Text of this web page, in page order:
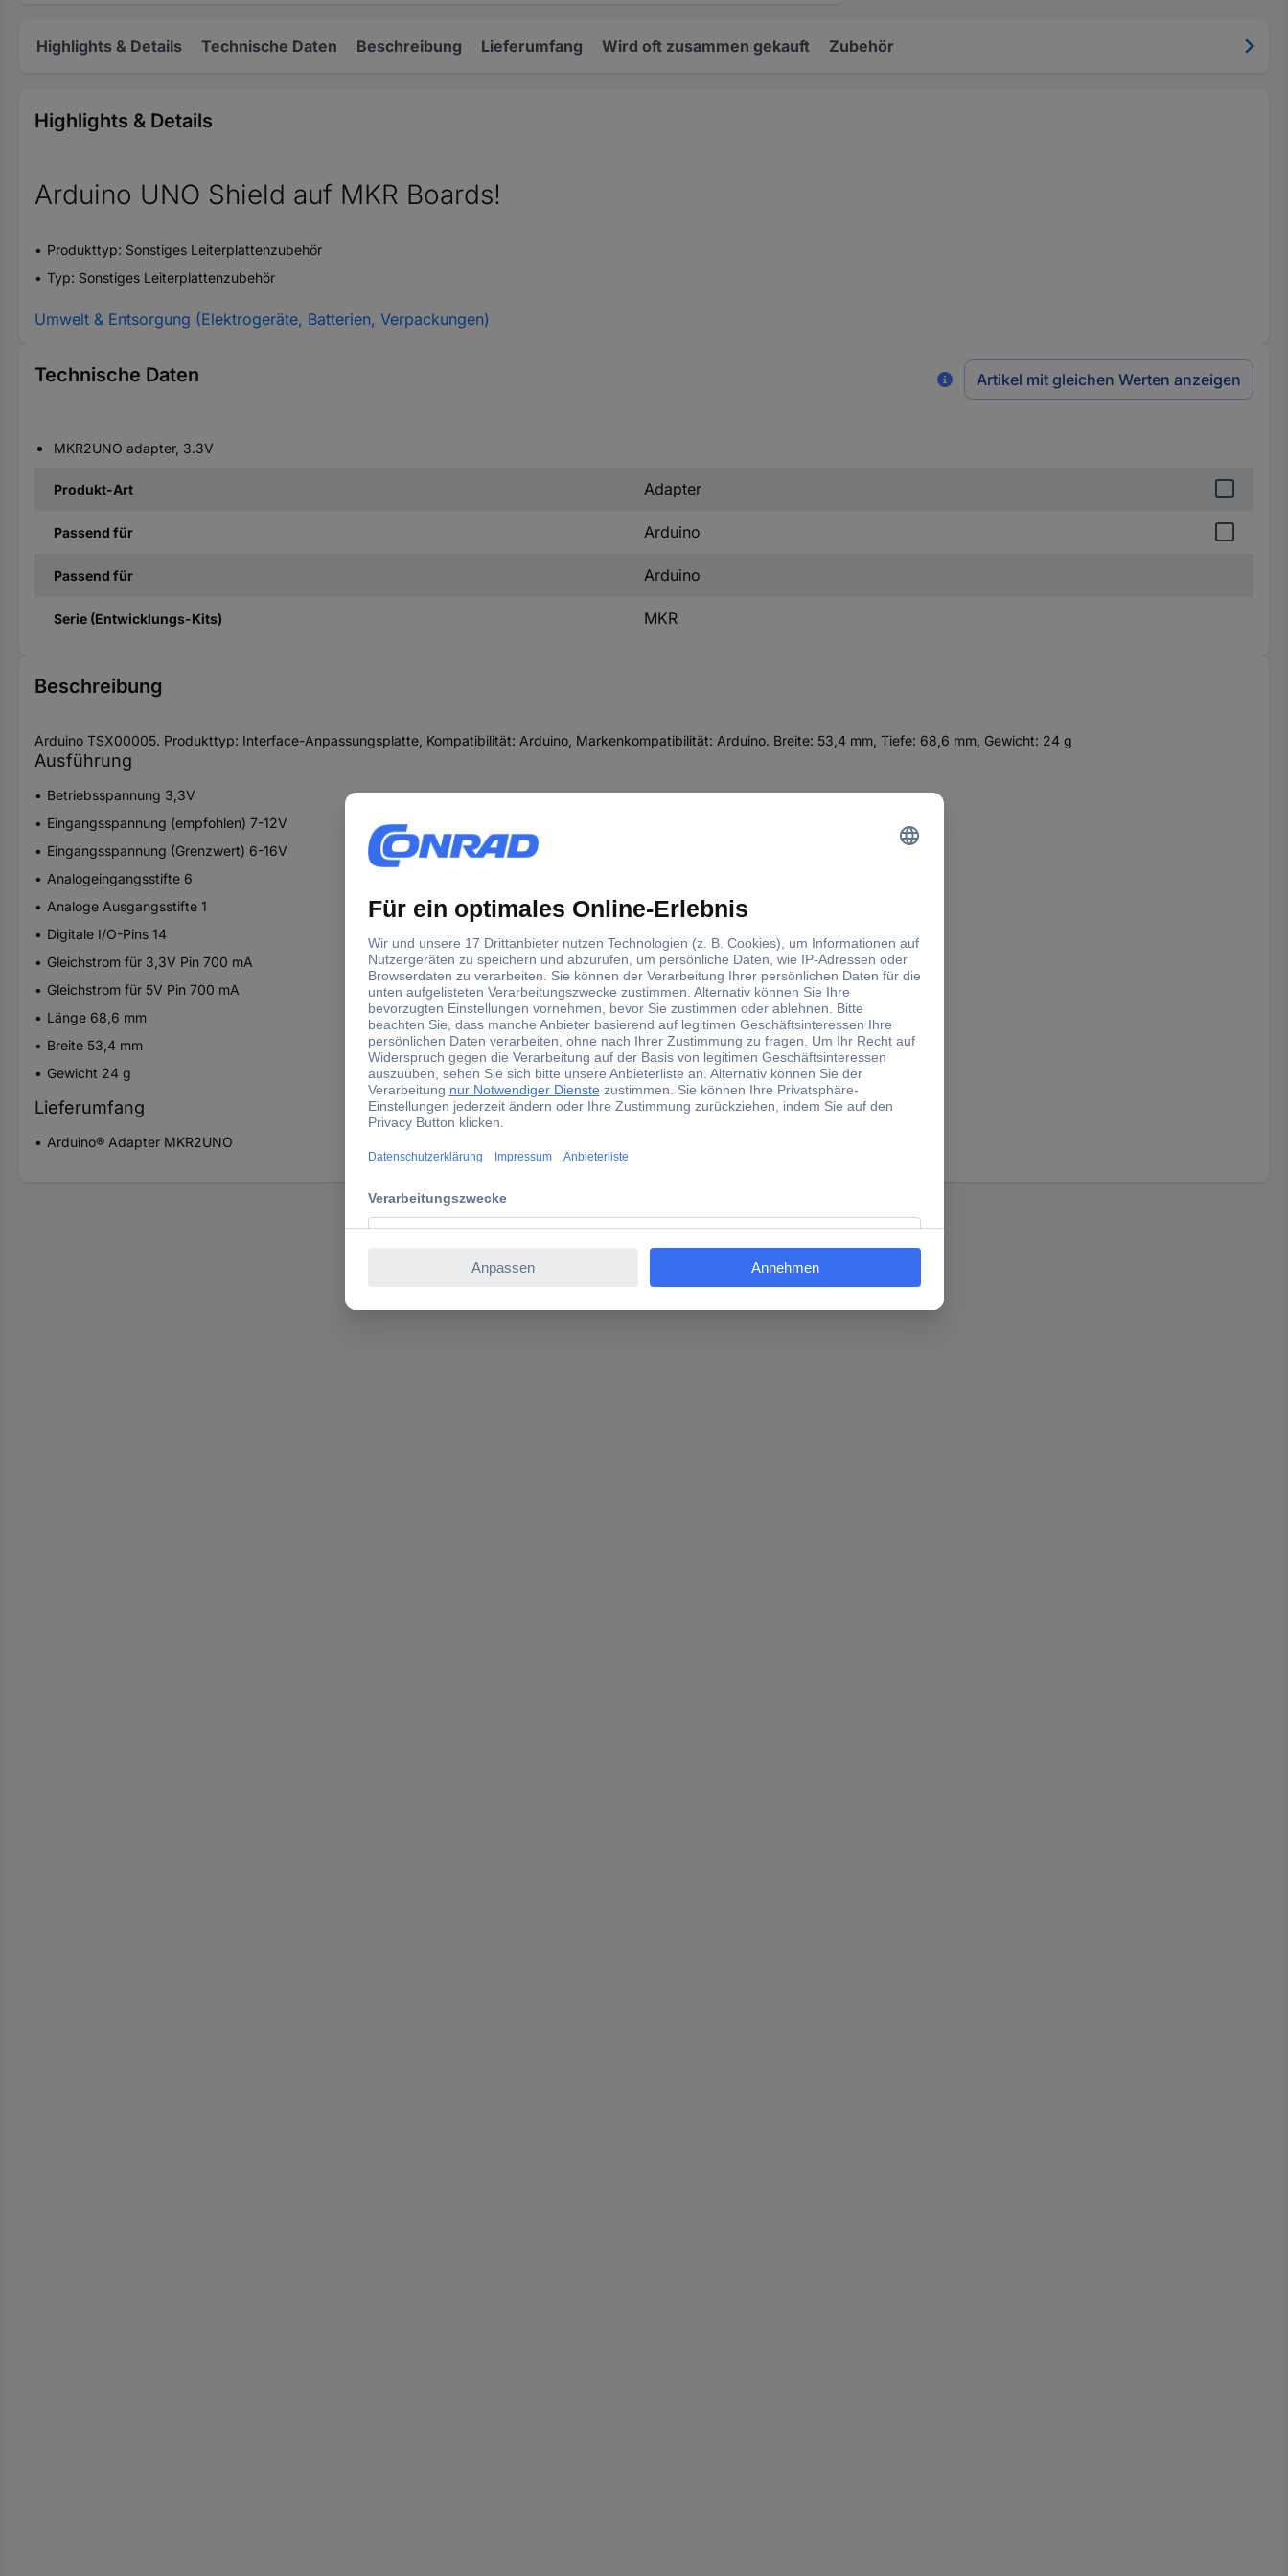
Highlights & Details Technische Daten Beschreibung Lieferumfang Wird oft zusammen gekauft Zubehör
Highlights & Details
Arduino UNO Shield auf MKR Boards!
Produkttyp: Sonstiges Leiterplattenzubehör
Typ: Sonstiges Leiterplattenzubehör
Umwelt & Entsorgung (Elektrogeräte, Batterien, Verpackungen)
Technische Daten Artikel mit gleichen Werten anzeigen
MKR2UNO adapter, 3.3V
Produkt-Art Adapter
Passend für Arduino
Passend für Arduino
Serie (Entwicklungs-Kits) MKR
Beschreibung
Arduino TSX00005. Produkttyp: Interface-Anpassungsplatte, Kompatibilität: Arduino, Markenkompatibilität: Arduino. Breite: 53,4 mm, Tiefe: 68,6 mm, Gewicht: 24 g
Ausführung
Betriebsspannung 3,3V
Eingangsspannung (empfohlen) 7-12V
Eingangsspannung (Grenzwert) 6-16V
Analogeingangsstifte 6
Analoge Ausgangsstifte 1
Digitale I/O-Pins 14
Gleichstrom für 3,3V Pin 700 mA
Gleichstrom für 5V Pin 700 mA
Länge 68,6 mm
Breite 53,4 mm
Gewicht 24 g
Lieferumfang
Arduino® Adapter MKR2UNO